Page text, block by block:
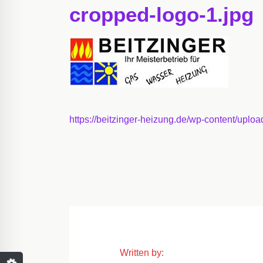
cropped-logo-1.jpg
https://beitzinger-heizung.de/wp-content/
Written by: